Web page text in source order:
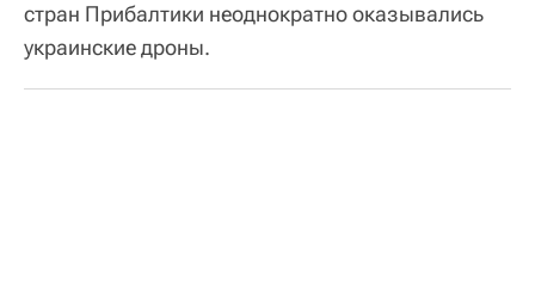
стран Прибалтики неоднократно оказывались
украинские дроны.